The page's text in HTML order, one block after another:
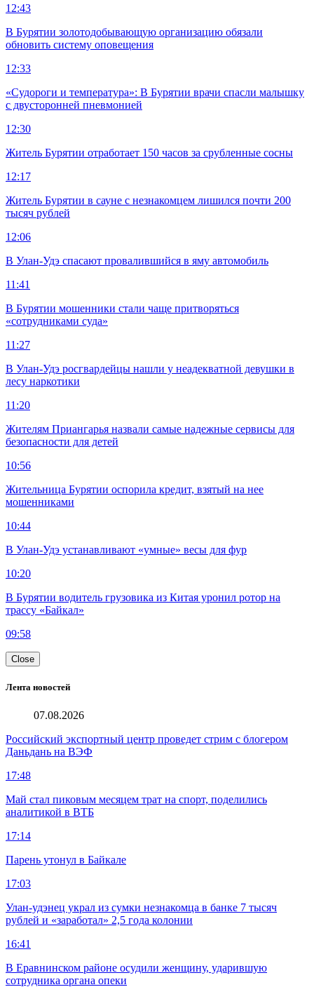
12:43
В Бурятии золотодобывающую организацию обязали
обновить систему оповещения
12:33
«Судороги и температура»: В Бурятии врачи спасли малышку
с двусторонней пневмонией
12:30
Житель Бурятии отработает 150 часов за срубленные сосны
12:17
Житель Бурятии в сауне с незнакомцем лишился почти 200
тысяч рублей
12:06
В Улан-Удэ спасают провалившийся в яму автомобиль
11:41
В Бурятии мошенники стали чаще притворяться
«сотрудниками суда»
11:27
В Улан-Удэ росгвардейцы нашли у неадекватной девушки в
лесу наркотики
11:20
Жителям Приангарья назвали самые надежные сервисы для
безопасности для детей
10:56
Жительница Бурятии оспорила кредит, взятый на нее
мошенниками
10:44
В Улан-Удэ устанавливают «умные» весы для фур
10:20
В Бурятии водитель грузовика из Китая уронил ротор на
трассу «Байкал»
09:58
Close
Лента новостей
07.08.2026
Российский экспортный центр проведет стрим с блогером
Даньдань на ВЭФ
17:48
Май стал пиковым месяцем трат на спорт, поделились
аналитикой в ВТБ
17:14
Парень утонул в Байкале
17:03
Улан-удэнец украл из сумки незнакомца в банке 7 тысяч
рублей и «заработал» 2,5 года колонии
16:41
В Еравнинском районе осудили женщину, ударившую
сотрудника органа опеки